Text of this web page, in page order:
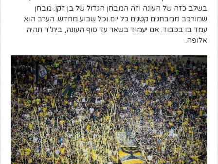
בשלב כזה של העונה וזה המבחן הגדול של בן זקן. מבחן
שמורכב ממבחנים קטנים כל יום וכל שבוע מחדש. הערב הוא
עמד בו בכבוד. אם יעמוד בשאר עד סוף העונה, בית"ר תהיה
אלופה.